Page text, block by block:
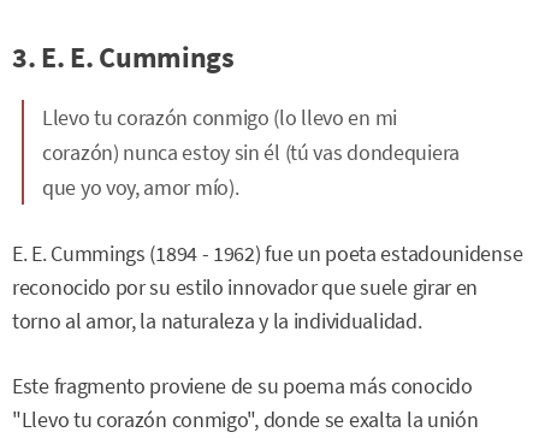
3. E. E. Cummings
Llevo tu corazón conmigo (lo llevo en mi
corazón) nunca estoy sin él (tú vas dondequiera
que yo voy, amor mío).
E. E. Cummings (1894 - 1962) fue un poeta estadounidense
reconocido por su estilo innovador que suele girar en
torno al amor, la naturaleza y la individualidad.
Este fragmento proviene de su poema más conocido
"Llevo tu corazón conmigo", donde se exalta la unión